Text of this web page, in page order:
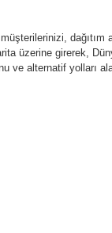
dağıtım
üzerine girerek,
ve alternatif yolları